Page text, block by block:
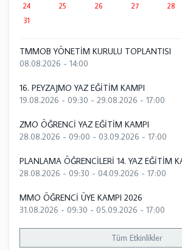
24
25 26 27 28
31
TMMOB YÖNETİM KURULU TOPLANTISI
08.08.2026 - 14:00
16. PEYZAJMO YAZ EĞİTİM KAMPI
19.08.2026 - 09:30 - 29.08.2026 - 17:00
ZMO ÖĞRENCİ YAZ EĞİTİM KAMPI
28.08.2026 - 09:00 - 03.09.2026 - 17:00
PLANLAMA ÖĞRENCİLERİ 14. YAZ EĞİTİM
28.08.2026 - 09:30 - 04.09.2026 - 17:00
MMO ÖĞRENCİ ÜYE KAMPI 2026
31.08.2026 - 09:30 - 05.09.2026 - 17:00
Tüm Etkinlikler